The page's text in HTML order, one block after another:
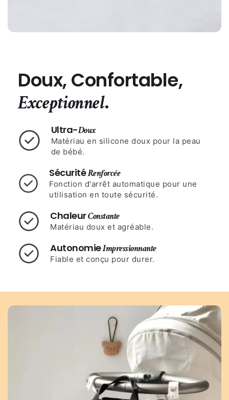
Doux, Confortable,
Exceptionnel.
Ultra-Doux
Matériau en silicone doux pour la peau
de bébé.
SécuritéRenforcée
Fonction d'arrêt automatique pour une
utilisation en toute sécurité.
ChaleurConstante
Matériau doux et agréable.
AutonomieImpressionnante
Fiable et conçu pour durer.